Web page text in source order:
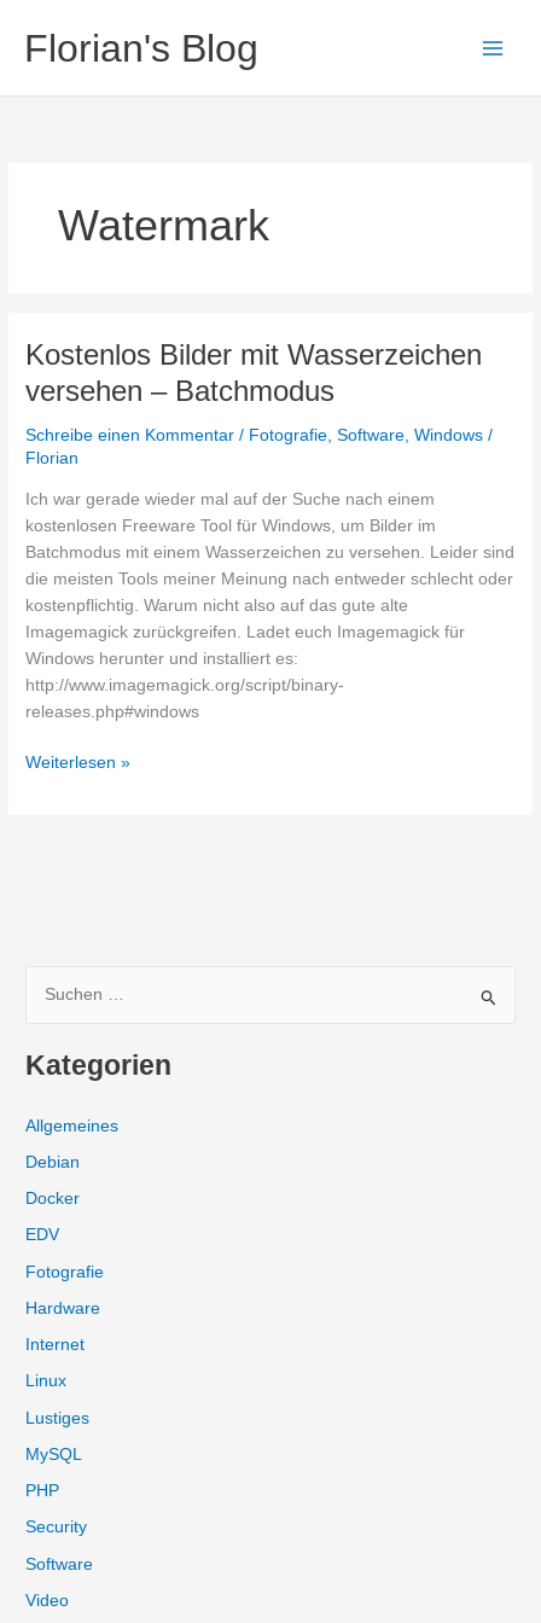
Inhalt
springen
Florian's Blog
Watermark
Kostenlos Bilder mit Wasserzeichen
versehen – Batchmodus
Schreibe einen Kommentar / Fotografie,Software,Windows /
Florian
Ich war gerade wieder mal auf der Suche nach einem
kostenlosen Freeware Tool für Windows, um Bilder im
Batchmodus mit einem Wasserzeichen zu versehen. Leider sind
die meisten Tools meiner Meinung nach entweder schlecht oder
kostenpflichtig. Warum nicht also auf das gute alte
Imagemagick zurückgreifen. Ladet euch Imagemagick für
Windows herunter und installiert es:
http://www.imagemagick.org/script/binary-
releases.php#windows
Kostenlos
Weiterlesen »
h
a
c
h
:
Kategorien
Allgemeines
Debian
Docker
EDV
Fotografie
Hardware
Internet
Linux
Lustiges
MySQL
PHP
Security
Software
Video